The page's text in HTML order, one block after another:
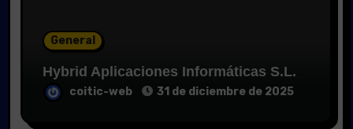
General
Hybrid Aplicaciones Informáticas S.L.
coitic-web 31 de diciembre de 2025